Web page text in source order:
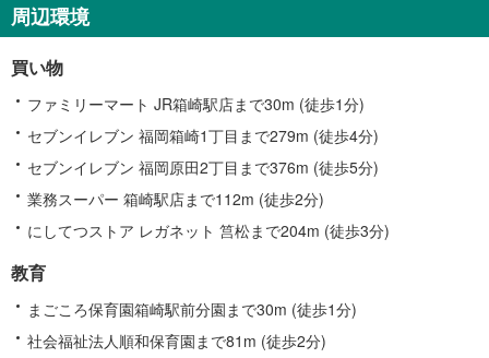
周辺環境
買い物
ファミリーマート JR箱崎駅店まで30m (徒歩1分)
セブンイレブン 福岡箱崎1丁目まで279m (徒歩4分)
セブンイレブン 福岡原田2丁目まで376m (徒歩5分)
業務スーパー 箱崎駅店まで112m (徒歩2分)
にしてつストア レガネット 筥松まで204m (徒歩3分)
教育
まごころ保育園箱崎駅前分園まで30m (徒歩1分)
社会福祉法人順和保育園まで81m (徒歩2分)